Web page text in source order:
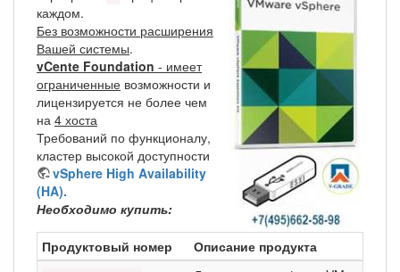
каждом.
Без возможности расширения
Вашей системы.
vCente Foundation - имеет
ограниченные возможности и
лицензируется не более чем
на 4 хоста
Требований по функционалу,
кластер высокой доступности
vSphere High Availability
(HA).
Необходимо купить:
Продуктовый номер Описание продукта